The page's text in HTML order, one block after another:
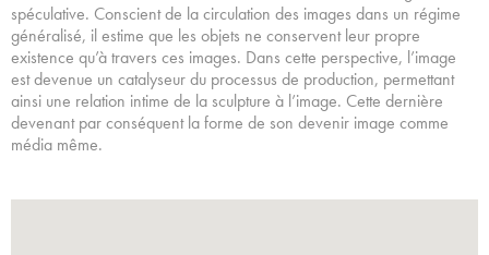
spéculative. Conscient de la circulation des images dans un régime
généralisé, il estime que les objets ne conservent leur propre
existence qu’à travers ces images. Dans cette perspective, l’image
est devenue un catalyseur du processus de production, permettant
ainsi une relation intime de la sculpture à l’image. Cette dernière
devenant par conséquent la forme de son devenir image comme
média même.